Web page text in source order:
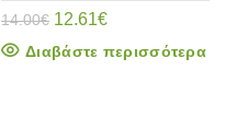
14.00€ Original
was:
12.61€Η
τιμή
Διαβάστε περισσότερα